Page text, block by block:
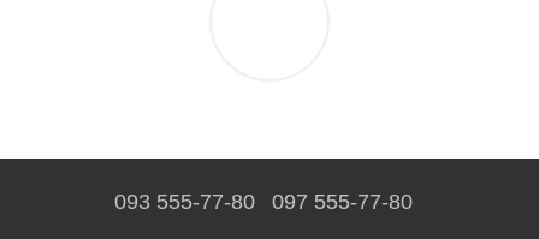
093 555-77-80 097 555-77-80